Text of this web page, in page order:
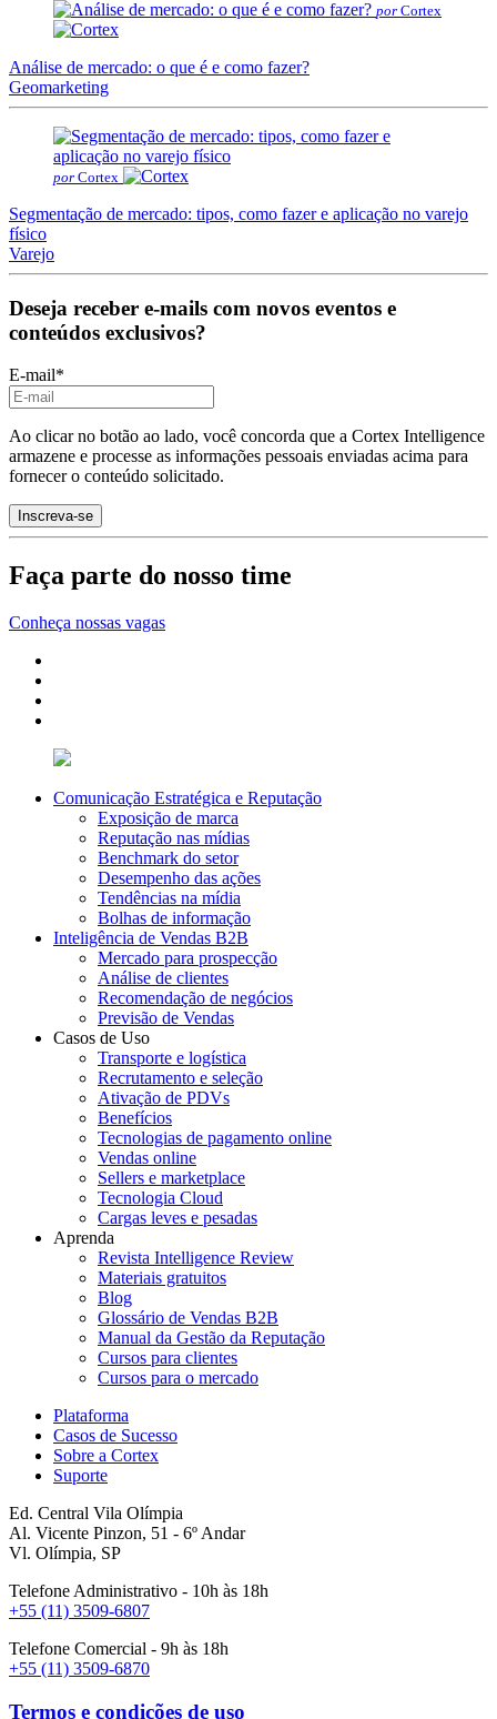
por Cortex
Análise de mercado: o que é e como fazer?
Geomarketing
por Cortex
Segmentação de mercado: tipos, como fazer e aplicação no varejo
físico
Varejo
Deseja receber e-mails com novos eventos e
conteúdos exclusivos?
E-mail*
Ao clicar no botão ao lado, você concorda que a Cortex Intelligence
armazene e processe as informações pessoais enviadas acima para
fornecer o conteúdo solicitado.
Faça parte do nosso time
Conheça nossas vagas
Comunicação Estratégica e Reputação
Exposição de marca
Reputação nas mídias
Benchmark do setor
Desempenho das ações
Tendências na mídia
Bolhas de informação
Inteligência de Vendas B2B
Mercado para prospecção
Análise de clientes
Recomendação de negócios
Previsão de Vendas
Casos de Uso
Transporte e logística
Recrutamento e seleção
Ativação de PDVs
Benefícios
Tecnologias de pagamento online
Vendas online
Sellers e marketplace
Tecnologia Cloud
Cargas leves e pesadas
Aprenda
Revista Intelligence Review
Materiais gratuitos
Blog
Glossário de Vendas B2B
Manual da Gestão da Reputação
Cursos para clientes
Cursos para o mercado
Plataforma
Casos de Sucesso
Sobre a Cortex
Suporte
Ed. Central Vila Olímpia
Al. Vicente Pinzon, 51 - 6º Andar
Vl. Olímpia, SP
Telefone Administrativo - 10h às 18h
+55 (11) 3509-6807
Telefone Comercial - 9h às 18h
+55 (11) 3509-6870
Termos e condições de uso